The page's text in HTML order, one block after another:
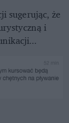
sugerując, że
i